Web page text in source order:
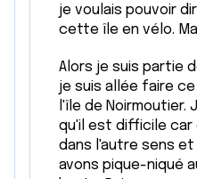
je voulais pouvoir
cette île en vélo.
Alors je suis partie
je suis allée faire
l'île de Noirmoutier.
qu'il est difficile car
dans l'autre sens
avons pique-niqué